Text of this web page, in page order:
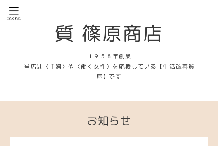
質 篠原商店
１９５８年創業
当店は〈主婦〉や〈働く女性〉を応援している【生活改善質
屋】です
お知らせ